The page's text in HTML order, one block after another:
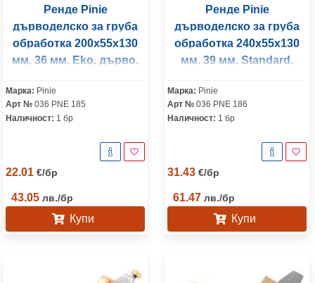
Ренде Pinie
дърводелско за груба
обработка 200x55x130
мм, 36 мм, Eko, дърво,
Марка: Pinie
Арт № 036 PNE 185
Наличност: 1 бр
22.01 €/бр
43.05 лв./бр
Купи
Ренде Pinie
дърводелско за груба
обработка 240x55x130
мм, 39 мм, Standard,
Марка: Pinie
Арт № 036 PNE 186
Наличност: 1 бр
31.43 €/бр
61.47 лв./бр
Купи